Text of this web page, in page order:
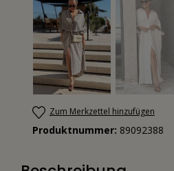
Zum Merkzettel hinzufügen
Produktnummer: 89092388